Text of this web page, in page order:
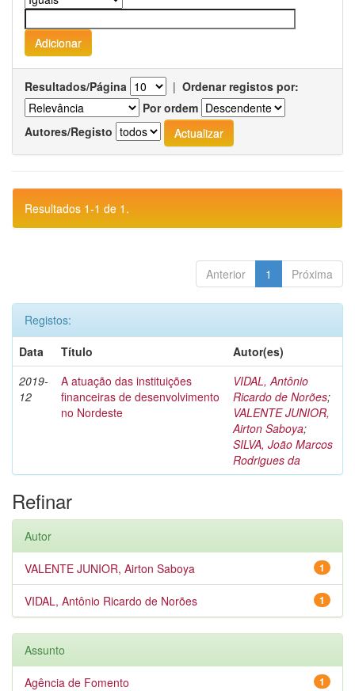
Resultados/Página | Ordenar registos por:
Por ordem
Autores/Registo
Resultados 1-1 de 1.
Anterior 1 Próxima
Registos:
Data
Título
Autor(es)
2019-
12
A atuação das instituições
financeiras de desenvolvimento
no Nordeste
VIDAL, Antônio
Ricardo de Norões;
VALENTE JUNIOR,
Airton Saboya;
SILVA, João Marcos
Rodrigues da
Refinar
Autor
1
VALENTE JUNIOR, Airton Saboya
1
VIDAL, Antônio Ricardo de Norões
Assunto
1
Agência de Fomento